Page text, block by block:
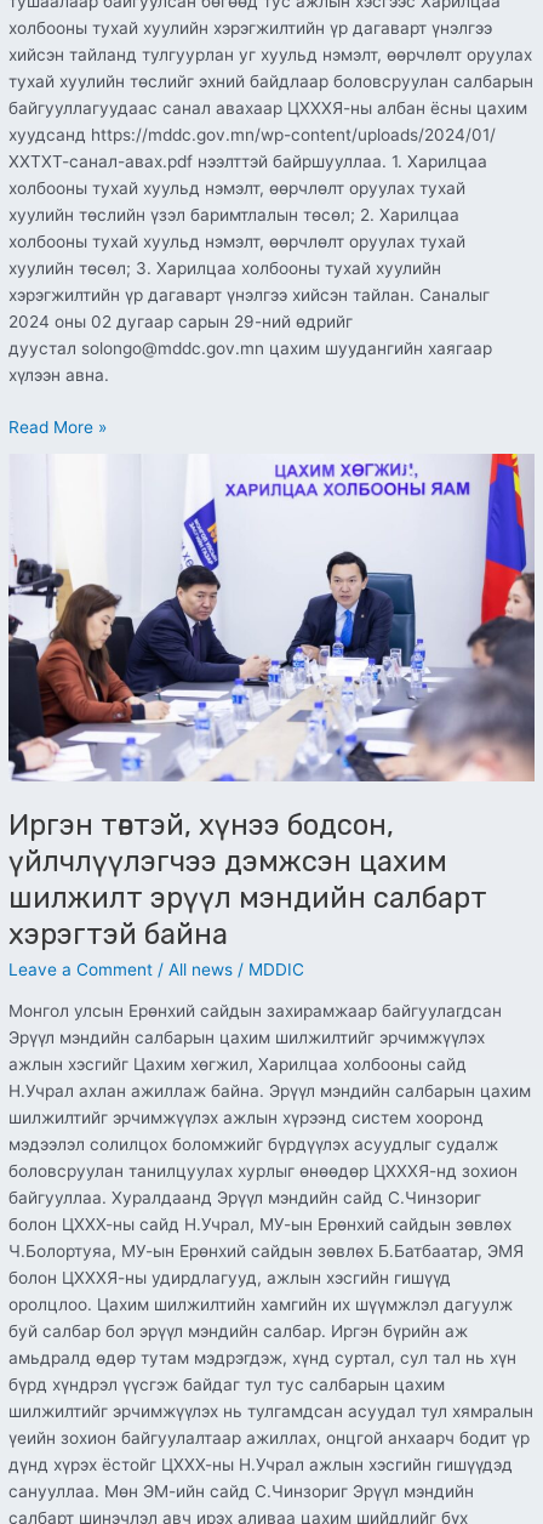
холбооны тухай хуулийн хэрэгжилтийн үр дагаварт үнэлгээ
хийсэн тайланд тулгуурлан уг хуульд нэмэлт, өөрчлөлт оруулах
тухай хуулийн төслийг эхний байдлаар боловсруулан салбарын
байгууллагуудаас санал авахаар ЦХХХЯ-ны албан ёсны цахим
хуудсанд https://mddc.gov.mn/wp-content/uploads/2024/01/
ХХТХТ-санал-авах.pdf нээлттэй байршууллаа. 1. Харилцаа
холбооны тухай хуульд нэмэлт, өөрчлөлт оруулах тухай
хуулийн төслийн үзэл баримтлалын төсөл; 2. Харилцаа
холбооны тухай хуульд нэмэлт, өөрчлөлт оруулах тухай
хуулийн төсөл; 3. Харилцаа холбооны тухай хуулийн
хэрэгжилтийн үр дагаварт үнэлгээ хийсэн тайлан. Саналыг
2024 оны 02 дугаар сарын 29-ний өдрийг
дуустал solongo@mddc.gov.mn цахим шуудангийн хаягаар
хүлээн авна.
Read More »
Иргэн төвтэй, хүнээ бодсон,
үйлчлүүлэгчээ дэмжсэн цахим
шилжилт эрүүл мэндийн салбарт
хэрэгтэй байна
Leave a Comment /All news / MDDIC
Монгол улсын Ерөнхий сайдын захирамжаар байгуулагдсан
Эрүүл мэндийн салбарын цахим шилжилтийг эрчимжүүлэх
ажлын хэсгийг Цахим хөгжил, Харилцаа холбооны сайд
Н.Учрал ахлан ажиллаж байна. Эрүүл мэндийн салбарын цахим
шилжилтийг эрчимжүүлэх ажлын хүрээнд систем хооронд
мэдээлэл солилцох боломжийг бүрдүүлэх асуудлыг судалж
боловсруулан танилцуулах хурлыг өнөөдөр ЦХХХЯ-нд зохион
байгууллаа. Хуралдаанд Эрүүл мэндийн сайд С.Чинзориг
болон ЦХХХ-ны сайд Н.Учрал, МУ-ын Ерөнхий сайдын зөвлөх
Ч.Болортуяа, МУ-ын Ерөнхий сайдын зөвлөх Б.Батбаатар, ЭМЯ
болон ЦХХХЯ-ны удирдлагууд, ажлын хэсгийн гишүүд
оролцлоо. Цахим шилжилтийн хамгийн их шүүмжлэл дагуулж
буй салбар бол эрүүл мэндийн салбар. Иргэн бүрийн аж
амьдралд өдөр тутам мэдрэгдэж, хүнд суртал, сул тал нь хүн
бүрд хүндрэл үүсгэж байдаг тул тус салбарын цахим
шилжилтийг эрчимжүүлэх нь тулгамдсан асуудал тул хямралын
үеийн зохион байгуулалтаар ажиллах, онцгой анхаарч бодит үр
дүнд хүрэх ёстойг ЦХХХ-ны Н.Учрал ажлын хэсгийн гишүүдэд
санууллаа. Мөн ЭМ-ийн сайд С.Чинзориг Эрүүл мэндийн
салбарт шинэчлэл авч ирэх аливаа цахим шийдлийг бүх
бодсон,
үйлчлүүлэгчээ
дэмжсэн
цахим
шилжилт
эрүүл
мэндийн
салбарт
хэрэгтэй
байна